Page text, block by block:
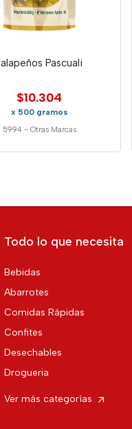
Pascuali
$10.304
x 500 gramos
5994 - Otras Marcas
Todo lo que necesita
Bebidas
Abarrotes
Comidas Rápidas
Confites
Desechables
Drogueria
Ver más categorías